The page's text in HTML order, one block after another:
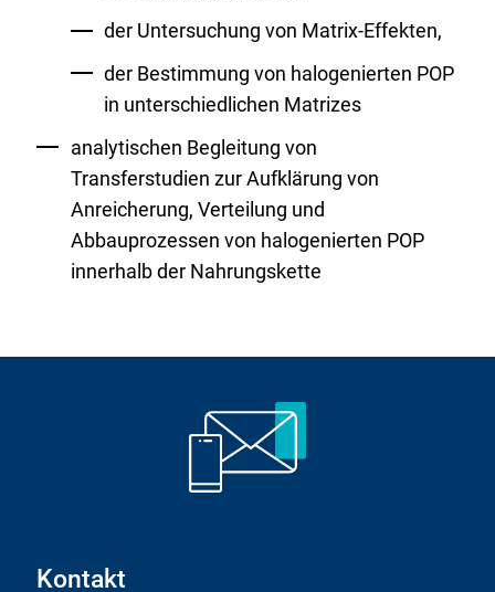
der Untersuchung von Matrix-Effekten,
der Bestimmung von halogenierten POP
in unterschiedlichen Matrizes
analytischen Begleitung von
Transferstudien zur Aufklärung von
Anreicherung, Verteilung und
Abbauprozessen von halogenierten POP
innerhalb der Nahrungskette
Kontakt